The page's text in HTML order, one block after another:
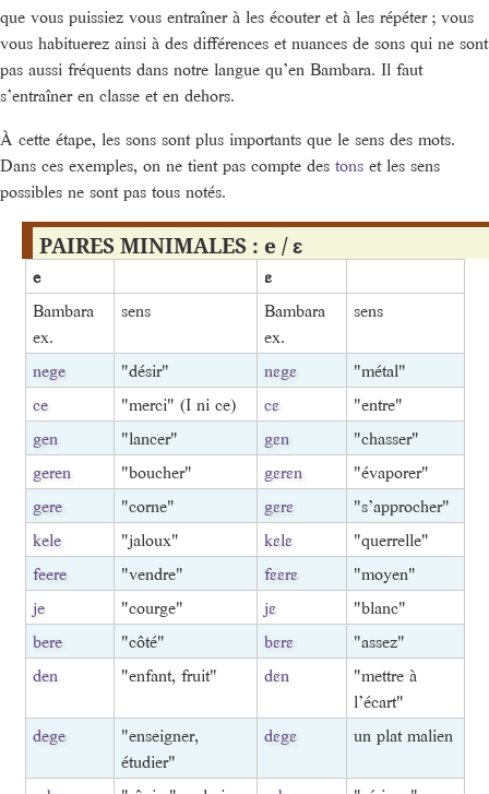
que vous puissiez vous entraîner à les écouter et à les répéter ; vous
vous habituerez ainsi à des différences et nuances de sons qui ne sont
pas aussi fréquents dans notre langue qu’en Bambara. Il faut
s’entraîner en classe et en dehors.
À cette étape, les sons sont plus importants que le sens des mots.
Dans ces exemples, on ne tient pas compte des tons et les sens
possibles ne sont pas tous notés.
PAIRES MINIMALES : e / ɛ
e
ɛ
Bambara
ex.
sens
Bambara
ex.
sens
nege "désir" nɛgɛ
"métal"
ce
"merci" (I ni ce) cɛ
"entre"
gen
"lancer" gɛn
"chasser"
geren
"boucher" gɛrɛn
"évaporer"
gere
"corne" gɛrɛ
"s’approcher"
kele
"jaloux" kɛlɛ
"querrelle"
feere
"vendre" fɛɛrɛ
"moyen"
je
"courge" jɛ
"blanc"
bere
"côté" bɛrɛ
"assez"
den
"enfant, fruit" dɛn
"mettre à
l’écart"
dege
"enseigner,
étudier"
dɛgɛ un plat malien